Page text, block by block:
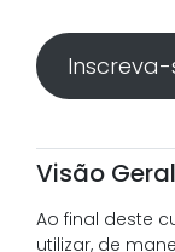
Inscreva-
Visão Geral
Ao final deste
utilizar, de